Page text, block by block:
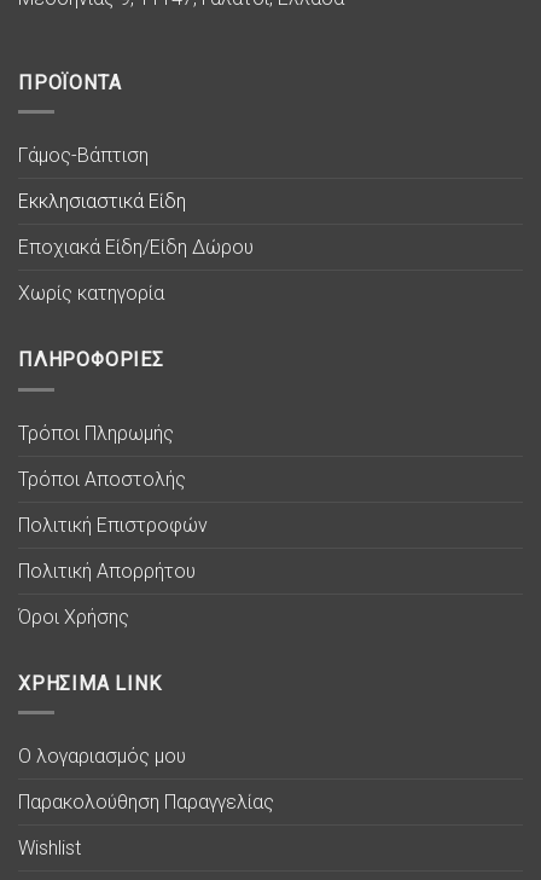
ΠΡΟΪΟΝΤΑ
Γάμος-Βάπτιση
Εκκλησιαστικά Είδη
Εποχιακά Είδη/Είδη Δώρου
Χωρίς κατηγορία
ΠΛΗΡΟΦΟΡΙΕΣ
Τρόποι Πληρωμής
Τρόποι Αποστολής
Πολιτική Επιστροφών
Πολιτική Απορρήτου
Όροι Χρήσης
ΧΡΗΣΙΜΑ LINK
Ο λογαριασμός μου
Παρακολούθηση Παραγγελίας
Wishlist